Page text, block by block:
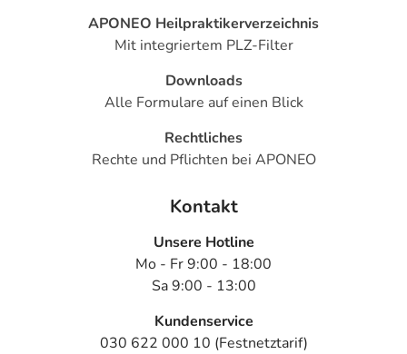
APONEO Heilpraktikerverzeichnis
Mit integriertem PLZ-Filter
Downloads
Alle Formulare auf einen Blick
Rechtliches
Rechte und Pflichten bei APONEO
Kontakt
Unsere Hotline
Mo - Fr 9:00 - 18:00
Sa 9:00 - 13:00
Kundenservice
030 622 000 10 (Festnetztarif)